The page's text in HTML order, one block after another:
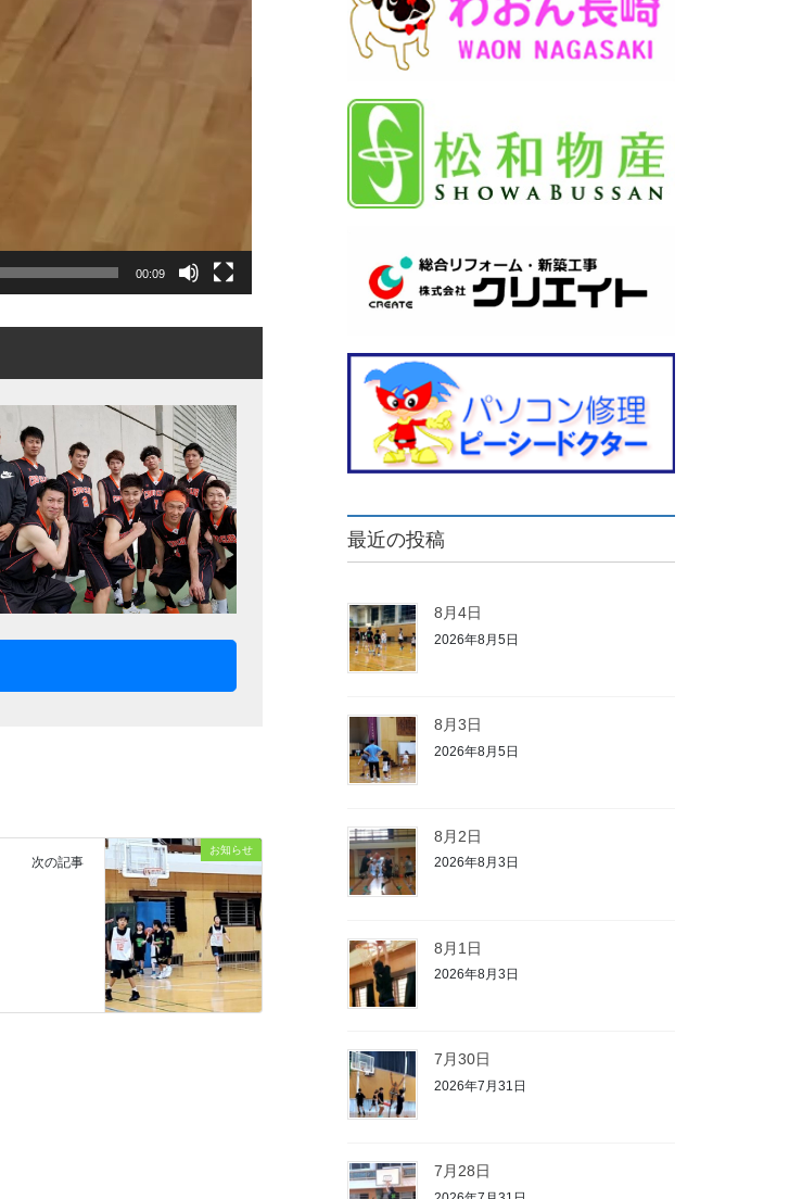
00:09
お知らせ
次の記事
最近の投稿
8月4日
2026年8月5日
8月3日
2026年8月5日
8月2日
2026年8月3日
8月1日
2026年8月3日
7月30日
2026年7月31日
7月28日